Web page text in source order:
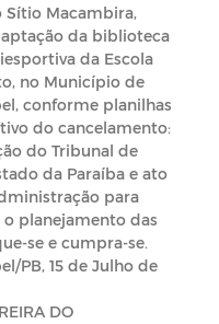
Sítio Macambira,
da biblioteca
da Escola
no Município de
conforme planilhas
do cancelamento:
do Tribunal de
da Paraíba e ato
para
planejamento das
se e cumpra-se.
PB, 15 de Julho de
DO